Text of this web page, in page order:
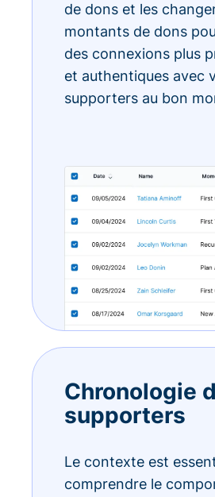
de dons et les
montants de dons
des connexions plus
et authentiques avec
supporters au bon
Chronologie
supporters
Le contexte est
comprendre le